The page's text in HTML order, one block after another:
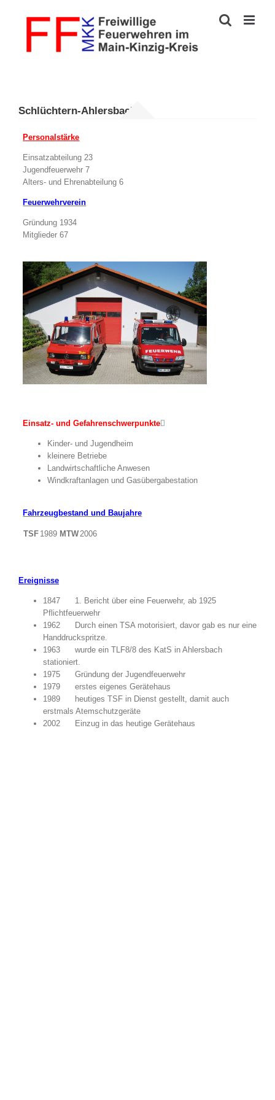
Schlüchtern-Ahlersbach
Personalstärke
Einsatzabteilung 23
Jugendfeuerwehr 7
Alters- und Ehrenabteilung 6
Feuerwehrverein
Gründung 1934
Mitglieder 67
Einsatz- und Gefahrenschwerpunkte
Kinder- und Jugendheim
kleinere Betriebe
Landwirtschaftliche Anwesen
Windkraftanlagen und Gasübergabestation
Fahrzeugbestand und Baujahre
TSF 1989 MTW2006
Ereignisse
1847 1. Bericht über eine Feuerwehr, ab 1925
Pflichtfeuerwehr
1962 Durch einen TSA motorisiert, davor gab es nur eine
Handdruckspritze.
1963 wurde ein TLF8/8 des KatS in Ahlersbach
stationiert.
1975 Gründung der Jugendfeuerwehr
1979 erstes eigenes Gerätehaus
1989 heutiges TSF in Dienst gestellt, damit auch
erstmals Atemschutzgeräte
2002 Einzug in das heutige Gerätehaus